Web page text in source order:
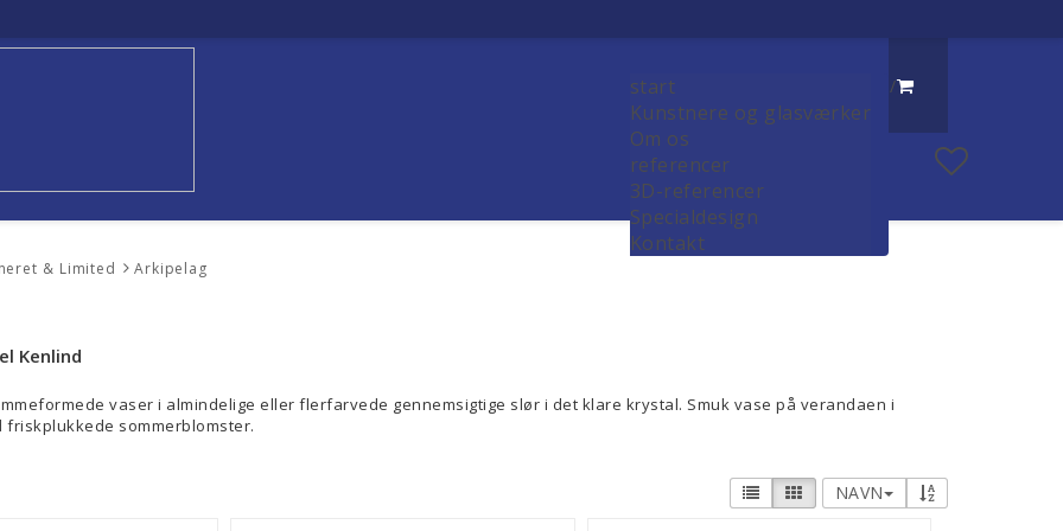
/
start
Kunstnere og glasværker
Om os
referencer
3D-referencer
Specialdesign
Kontakt
& Limited Arkipelag
Kenlind
vaser i almindelige eller flerfarvede gennemsigtige slør i det klare krystal. Smuk vase på verandaen i
friskplukkede sommerblomster.
NAVN